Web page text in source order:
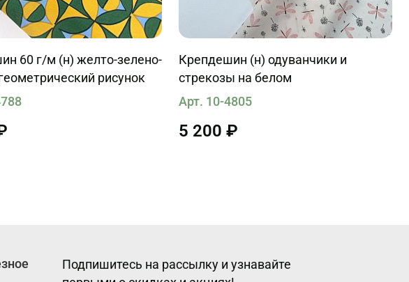
60 г/м (н) желто-зелено-
рисунок
Крепдешин (н) одуванчики и
стрекозы на белом
Арт. 10-4805
5 200 ₽
Подпишитесь на рассылку и узнавайте